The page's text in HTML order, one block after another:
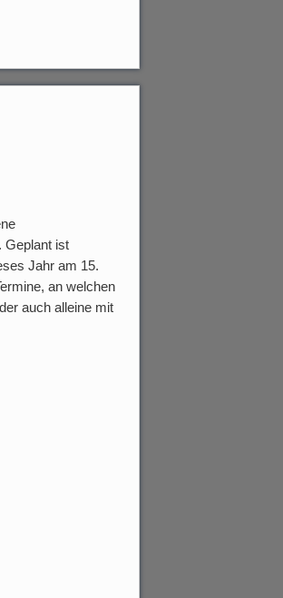
Geplant ist
Jahr am 15.
an welchen
auch alleine mit